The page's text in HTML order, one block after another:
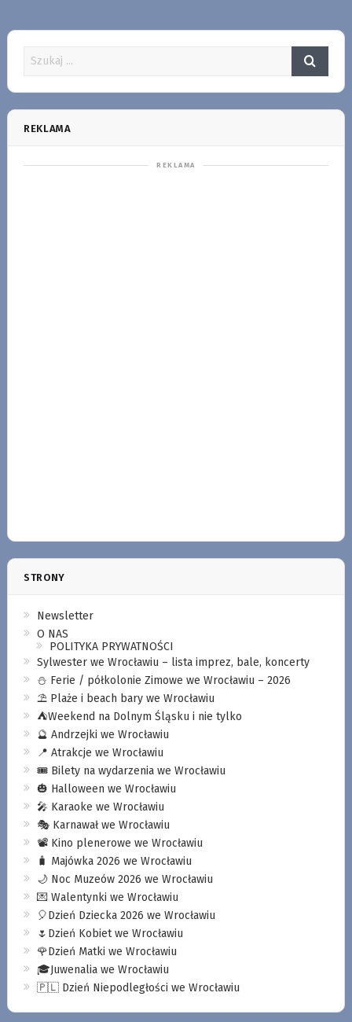
REKLAMA
STRONY
Newsletter
O NAS
POLITYKA PRYWATNOŚCI
Sylwester we Wrocławiu – lista imprez, bale, koncerty
⛄️ Ferie / półkolonie Zimowe we Wrocławiu – 2026
⛱️ Plaże i beach bary we Wrocławiu
⛺️Weekend na Dolnym Śląsku i nie tylko
🔮 Andrzejki we Wrocławiu
📍 Atrakcje we Wrocławiu
🎟️ Bilety na wydarzenia we Wrocławiu
🎃 Halloween we Wrocławiu
🎤 Karaoke we Wrocławiu
🎭 Karnawał we Wrocławiu
📽️ Kino plenerowe we Wrocławiu
🧳 Majówka 2026 we Wrocławiu
🌙 Noc Muzeów 2026 we Wrocławiu
💌 Walentynki we Wrocławiu
🎈Dzień Dziecka 2026 we Wrocławiu
🌷Dzień Kobiet we Wrocławiu
🌹Dzień Matki we Wrocławiu
🎓Juwenalia we Wrocławiu
🇵🇱 Dzień Niepodległości we Wrocławiu